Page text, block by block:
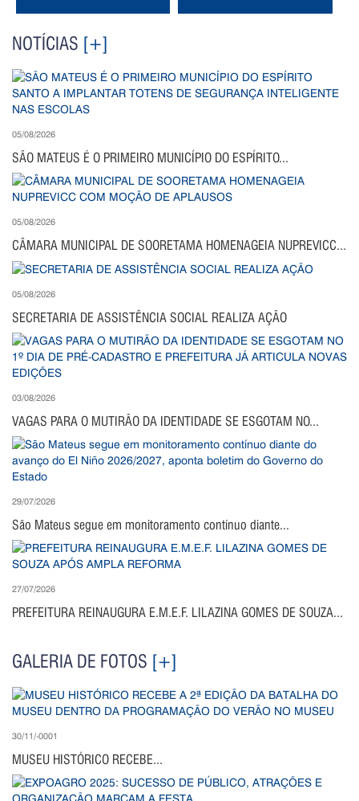
NOTÍCIAS [+]
05/08/2026
SÃO MATEUS É O PRIMEIRO MUNICÍPIO DO ESPÍRITO...
05/08/2026
CÂMARA MUNICIPAL DE SOORETAMA HOMENAGEIA NUPREVICC...
05/08/2026
SECRETARIA DE ASSISTÊNCIA SOCIAL REALIZA AÇÃO
03/08/2026
VAGAS PARA O MUTIRÃO DA IDENTIDADE SE ESGOTAM NO...
29/07/2026
São Mateus segue em monitoramento contínuo diante...
27/07/2026
PREFEITURA REINAUGURA E.M.E.F. LILAZINA GOMES DE SOUZA...
GALERIA DE FOTOS [+]
30/11/-0001
MUSEU HISTÓRICO RECEBE...